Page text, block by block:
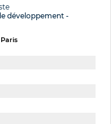
développement -